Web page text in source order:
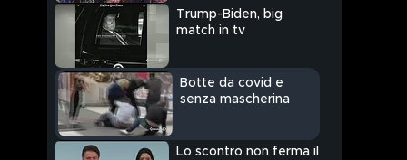
Trump-Biden, big
match in tv
Botte da covid e
senza mascherina
Lo scontro non ferma il